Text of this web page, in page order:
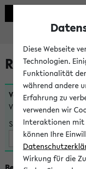
Veranstaltungen , bei
Veranstaltungsorte
Suche:
Diese Webseite
Technologien.
Funktionalität
während andere
Erfahrung zu
verwenden wir
Interaktionen mit
können Ihre
Wirkung für die